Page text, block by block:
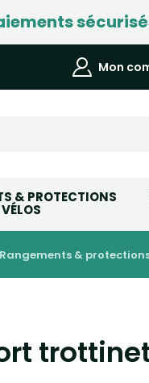
Mon
& PROTECTIONS
VÉLOS
rangements &